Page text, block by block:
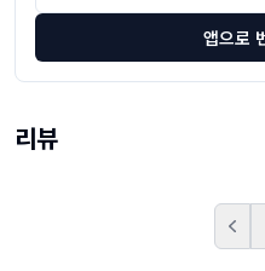
앱으로
리뷰
Prev